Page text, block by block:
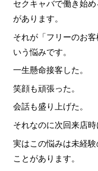
› 連絡先交換、
› 出戻り大歓迎
› 出稼ぎ特典
› 県外でも送り無
› お友達紹介キ
› 衣装・ドレス
› お酒が飲めな
› お給料明細公
セクキャバで働き始
があります。
それが「フリーのお
いう悩みです。
一生懸命接客した。
笑顔も頑張った。
会話も盛り上げた。
それなのに次回来店時
実はこの悩みは未経
ことがあります。